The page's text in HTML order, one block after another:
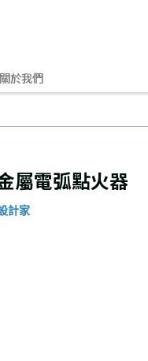
關於我們
屬電弧點火器
計家